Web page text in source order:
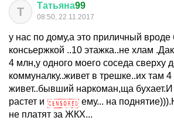
Т Татьяна99
08:50, 22.11.2017
у нас по дому,а это приличный
консьержкой ..10 этажка..не хлам
4 млн,у одного моего соседа сверху
коммуналку..живет в трешке..их там 4
живет..бывший наркоман,ща бухает.И
растет и
ему... на
не платят за ЖКХ...